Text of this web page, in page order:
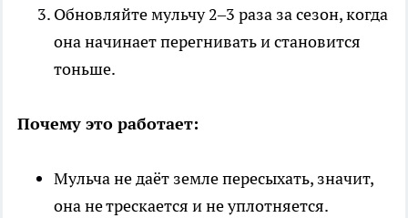
Обновляйте мульчу 2–3 раза за сезон, когда
она начинает перегнивать и становится
тоньше.
Почему это работает:
Мульча не даёт земле пересыхать, значит,
она не трескается и не уплотняется.